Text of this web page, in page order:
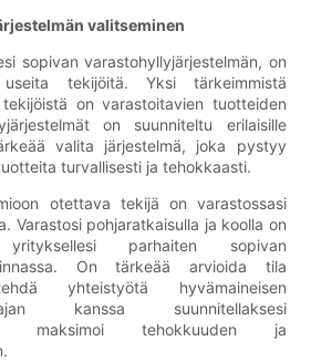
valitseminen
sopivan varastohyllyjärjestelmän, on
tekijöitä. Yksi tärkeimmistä
on varastoitavien tuotteiden
on suunniteltu erilaisille
valita järjestelmä, joka pystyy
turvallisesti ja tehokkaasti.
otettava tekijä on varastossasi
Varastosi pohjaratkaisulla ja koolla on
parhaiten sopivan
On tärkeää arvioida tila
yhteistyötä hyvämaineisen
kanssa suunnitellaksesi
maksimoi tehokkuuden ja